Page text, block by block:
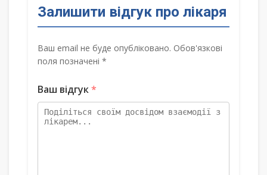
Залишити відгук про лікаря
Ваш email не буде опубліковано. Обов'язкові
поля позначені *
Ваш відгук*